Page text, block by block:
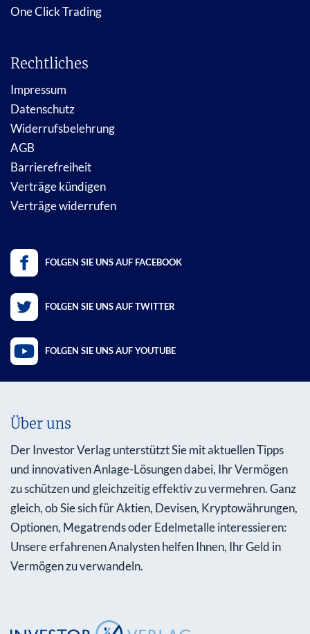
One Click Trading
Rechtliches
Impressum
Datenschutz
Widerrufsbelehrung
AGB
Barrierefreiheit
Verträge kündigen
Verträge widerrufen
FOLGEN SIE UNS AUF FACEBOOK
FOLGEN SIE UNS AUF TWITTER
FOLGEN SIE UNS AUF YOUTUBE
Über uns
Der Investor Verlag unterstützt Sie mit aktuellen Tipps
und innovativen Anlage-Lösungen dabei, Ihr Vermögen
zu schützen und gleichzeitig effektiv zu vermehren. Ganz
gleich, ob Sie sich für Aktien, Devisen, Kryptowährungen,
Optionen, Megatrends oder Edelmetalle interessieren:
Unsere erfahrenen Analysten helfen Ihnen, Ihr Geld in
Vermögen zu verwandeln.